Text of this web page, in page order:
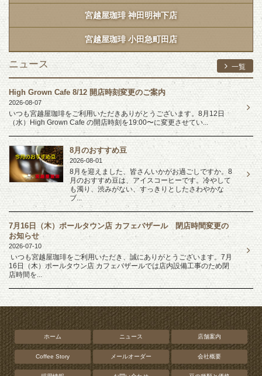
宮越屋珈琲 神田明神下店
宮越屋珈琲 小田急町田店
ニュース 一覧
High Grown Cafe 8/12 開店時刻変更のご案内
2026-08-07
いつも宮越屋珈琲をご利用いただきありがとうございます。8月12日
（水）High Grown Cafe の開店時刻を19:00〜に変更させてい...
8月のおすすめ豆
2026-08-01
8月を迎えました、皆さんいかがお過ごしですか。8
月のおすすめ豆は、アイスコーヒーです。冷やして
も濁り、渋みがない、すっきりとしたさわやかな
ブ...
7月16日（木）ポールタウン店 カフェバザール 閉店時間変更の
お知らせ
2026-07-10
いつも宮越屋珈琲をご利用いただき、誠にありがとうございます。7月
16日（木）ポールタウン店 カフェバザールでは店内設備工事のため閉
店時間を...
ホーム ニュース 店舗案内
Coffee Story メールオーダー 会社概要